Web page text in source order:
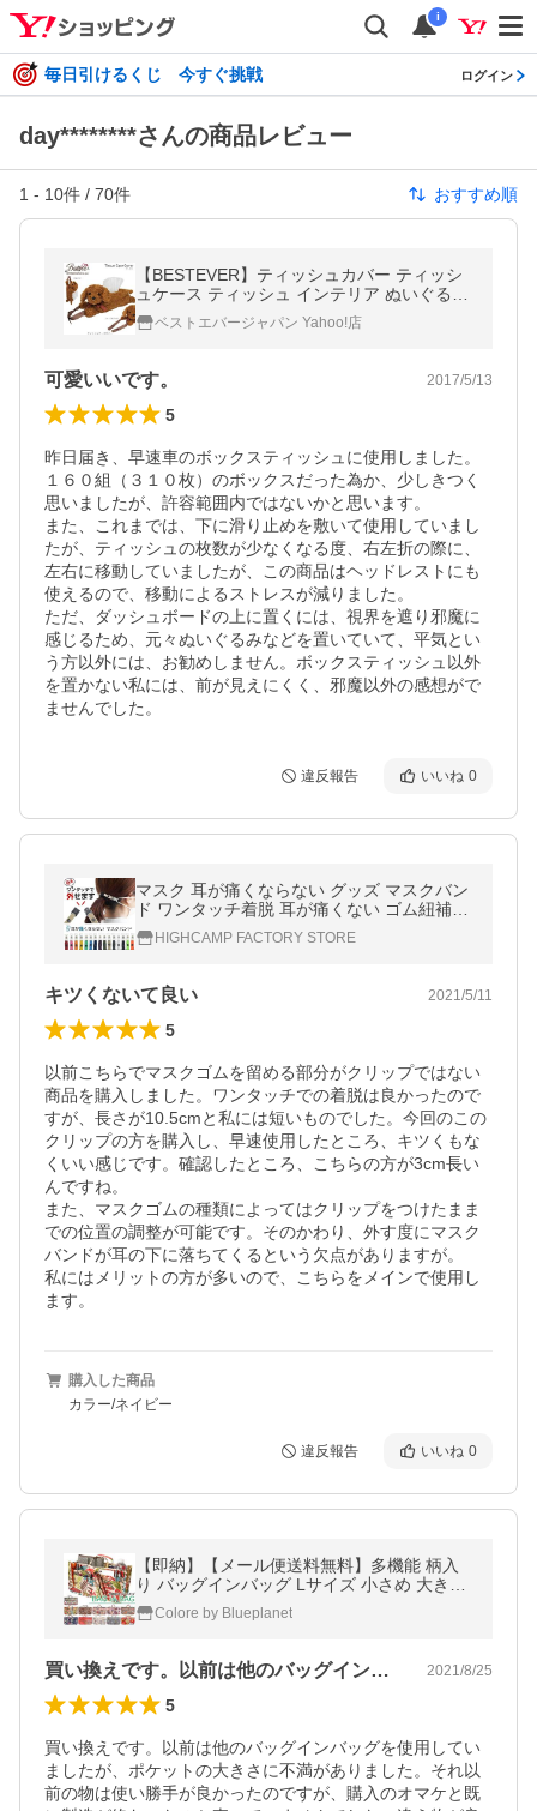
i
毎日引けるくじ 今すぐ挑戦 ログイン
day********さんの商品レビュー
1 - 10件 / 70件 おすすめ順
【BESTEVER】ティッシュカバー ティッシ
ュケース ティッシュ インテリア ぬいぐるみ
犬 トイプードル
ベストエバージャパン Yahoo!店
可愛いいです。 2017/5/13
5
昨日届き、早速車のボックスティッシュに使用しました。
１６０組（３１０枚）のボックスだった為か、少しきつく
思いましたが、許容範囲内ではないかと思います。
また、これまでは、下に滑り止めを敷いて使用していまし
たが、ティッシュの枚数が少なくなる度、右左折の際に、
左右に移動していましたが、この商品はヘッドレストにも
使えるので、移動によるストレスが減りました。
ただ、ダッシュボードの上に置くには、視界を遮り邪魔に
感じるため、元々ぬいぐるみなどを置いていて、平気とい
う方以外には、お勧めしません。ボックスティッシュ以外
を置かない私には、前が見えにくく、邪魔以外の感想がで
ませんでした。
違反報告 いいね 0
マスク 耳が痛くならない グッズ マスクバン
ド ワンタッチ着脱 耳が痛くない ゴム紐補助
バンド ベルト クリップ マスク補助 痛み軽減
カラフル かわいい 日本製
HIGHCAMP FACTORY STORE
キツくないて良い 2021/5/11
5
以前こちらでマスクゴムを留める部分がクリップではない
商品を購入しました。ワンタッチでの着脱は良かったので
すが、長さが10.5cmと私には短いものでした。今回のこの
クリップの方を購入し、早速使用したところ、キツくもな
くいい感じです。確認したところ、こちらの方が3cm長い
んですね。
また、マスクゴムの種類によってはクリップをつけたまま
での位置の調整が可能です。そのかわり、外す度にマスク
バンドが耳の下に落ちてくるという欠点がありますが。
私にはメリットの方が多いので、こちらをメインで使用し
ます。
購入した商品
カラー/ネイビー
違反報告 いいね 0
【即納】【メール便送料無料】多機能 柄入
り バッグインバッグ Lサイズ 小さめ 大きめ
フクロウ バッグ イン バッグ ポーチ BAG in
BAG 旅行 ポーチ 丈夫 花柄
Colore by Blueplanet
買い換えです。以前は他のバッグインバッ… 2021/8/25
5
買い換えです。以前は他のバッグインバッグを使用してい
ましたが、ポケットの大きさに不満がありました。それ以
前の物は使い勝手が良かったのですが、購入のオマケと既